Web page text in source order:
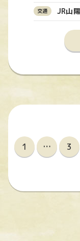
JR山
1 … 3